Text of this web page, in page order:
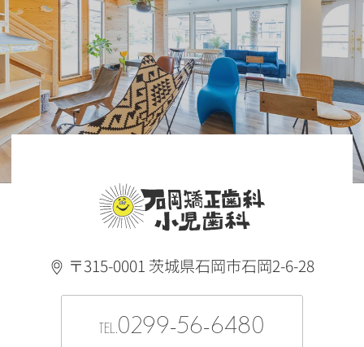
〒315-0001 茨城県石岡市石岡2-6-28
TEL.0299-56-6480